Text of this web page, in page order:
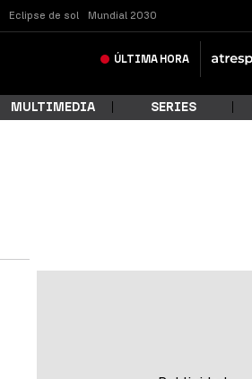
Eclipse de sol Mundial 2030
ÚLTIMA HORA
MULTIMEDIA SERIES